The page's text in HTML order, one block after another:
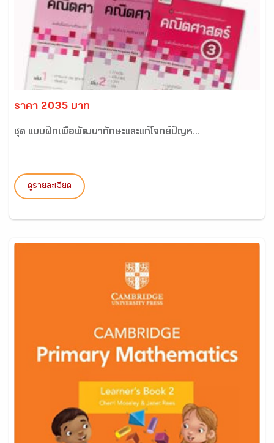
ราคา 2035 บาท
ชุด แบบฝึกเพื่อพัฒนาทักษะและแก้โจทย์ปัญห...
ดูรายละเอียด